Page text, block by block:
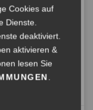
wie einen
Diese
zu
und dich nicht
zu lassen.
Cookies auf
Dienste.
deaktiviert.
aktivieren &
lesen Sie
.